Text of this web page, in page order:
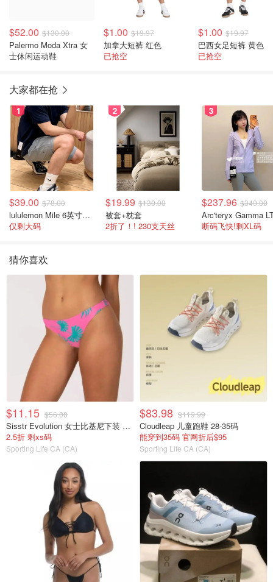
$52.00 $130.00
Palermo Moda Xtra 女
士休闲运动鞋
$1.00 $19.97
加拿大短裤 红色
已抢空
$1.00 $19.97
巴西女足短裤 黄色
已抢空
大家都在抢
1
$39.00 $78.00
lululemon Mile 6英寸男士短裤
仅剩大码
2
$19.99 $130.00
被套+枕套
2折了！! 230支天丝
3
$237.96 $340.00
断码飞快!剩XL码
猜你喜欢
$11.15 $56.00
Sisstr Evolution 女士比基尼下装 粉色
2.5折 剩xs码
Sporting Life CA (CA)
$83.98 $119.99
Cloudleap 儿童跑鞋 28-35码
能穿到35码 官网折后$95
Sporting Life CA (CA)